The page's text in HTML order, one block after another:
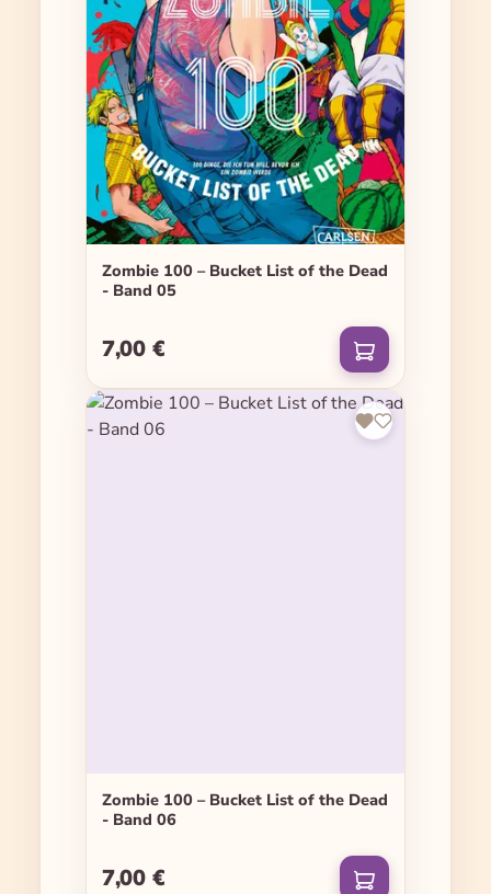
Zombie 100 – Bucket List of the Dead
- Band 05
Regulärer Preis:
7,00 €
Zombie 100 – Bucket List of the Dead
- Band 06
Regulärer Preis:
7,00 €